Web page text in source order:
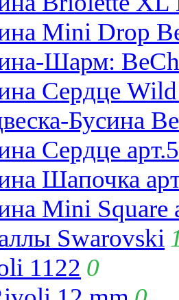
Mini Drop
Шарм:
Сердце
Бусина
Сердце
Шапочка
Mini Square
Swarovski
1122 0